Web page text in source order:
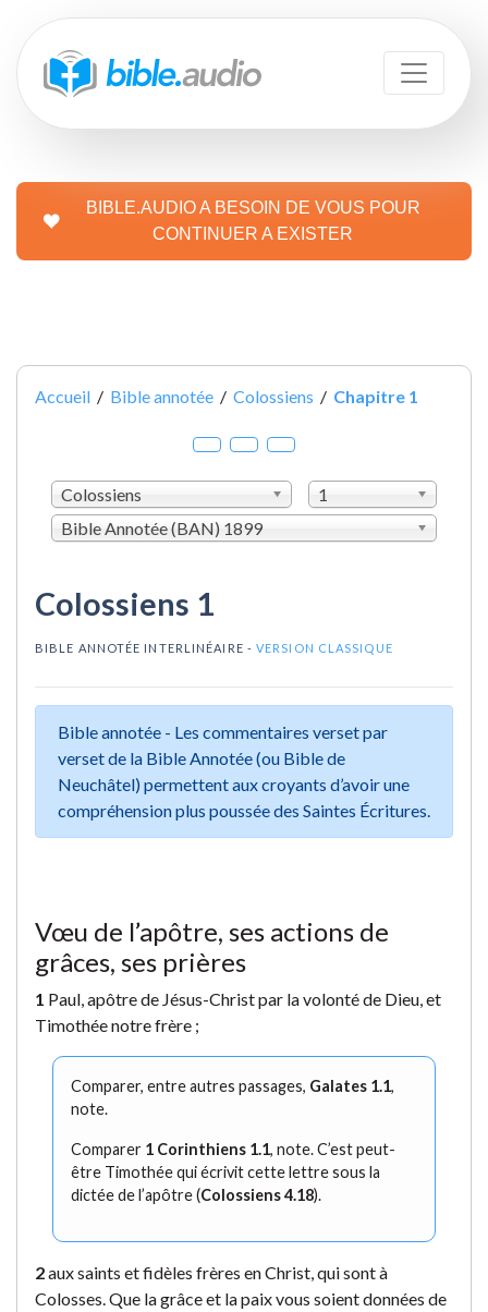
BIBLE.AUDIO A BESOIN DE VOUS POUR
CONTINUER A EXISTER
Accueil / Bible annotée / Colossiens / Chapitre 1
Colossiens
1
Bible Annotée (BAN) 1899
Colossiens 1
BIBLE ANNOTÉE INTERLINÉAIRE -VERSION CLASSIQUE
Bible annotée - Les commentaires verset par
verset de la Bible Annotée (ou Bible de
Neuchâtel) permettent aux croyants d’avoir une
compréhension plus poussée des Saintes Écritures.
Vœu de l’apôtre, ses actions de
grâces, ses prières
1 Paul, apôtre de Jésus-Christ par la volonté de Dieu, et
Timothée notre frère ;
Comparer, entre autres passages, Galates 1.1,
note.
Comparer 1 Corinthiens 1.1, note. C’est peut-
être Timothée qui écrivit cette lettre sous la
dictée de l’apôtre (Colossiens 4.18).
2aux saints et fidèles frères en Christ, qui sont à
Colosses. Que la grâce et la paix vous soient données de